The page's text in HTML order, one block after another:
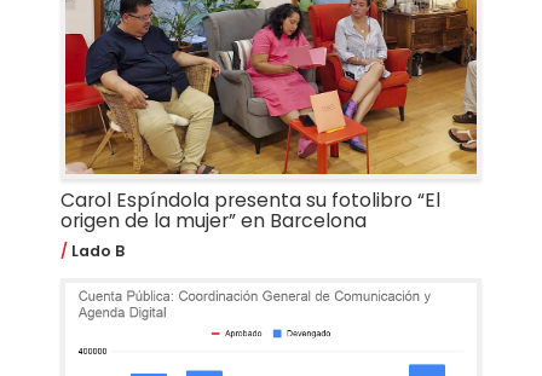
Carol Espíndola presenta su fotolibro “El
origen de la mujer” en Barcelona
Lado B